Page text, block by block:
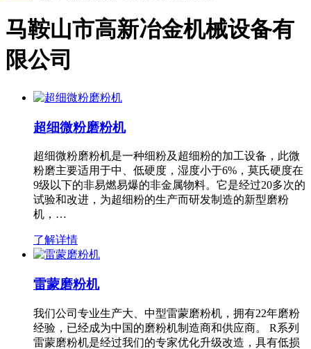
马鞍山市高新冶金机械设备有
限公司
超细微粉磨粉机
超细微粉磨粉机是一种细粉及超细粉的加工设备，此微
粉磨主要适用于中、低硬度，湿度小于6%，莫氏硬度在
9级以下的非易燃易爆的非金属物料。它是经过20多次的
试验和改进，为超细粉的生产而研发制造的新型磨粉
机，…
了解详情
雷蒙磨粉机
我们公司专业生产大、中型雷蒙磨粉机，拥有22年磨粉
经验，已经成为中国的磨粉机制造商和供应商。 R系列
雷蒙磨粉机是经过我们的专家优化升级改造，具有低损